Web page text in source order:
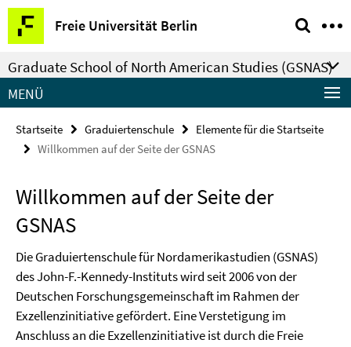
Springe
direkt
zu
Inhalt
Freie Universität Berlin
Service-
Navigation
Graduate School of North American Studies (GSNAS)
MENÜ
Startseite Graduiertenschule
Elemente für die Startseite
Willkommen auf der Seite der GSNAS
Willkommen auf der Seite der
GSNAS
Die Graduiertenschule für Nordamerikastudien (GSNAS)
des John-F.-Kennedy-Instituts wird seit 2006 von der
Deutschen Forschungsgemeinschaft im Rahmen der
Exzellenzinitiative gefördert. Eine Verstetigung im
Anschluss an die Exzellenzinitiative ist durch die Freie